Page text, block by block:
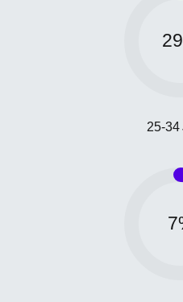
29
25-34
7